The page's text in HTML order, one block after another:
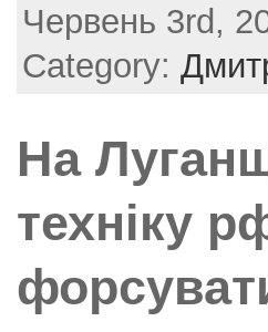
c
e
o
k
itt
er
er
e
ai
l
ar
e
Червень 3rd,
Category:
На
техніку